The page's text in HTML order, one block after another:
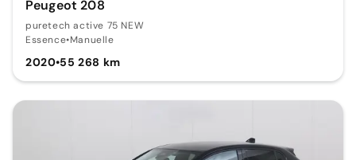
Peugeot 208
puretech active 75 NEW
Essence•Manuelle
2020•55 268 km